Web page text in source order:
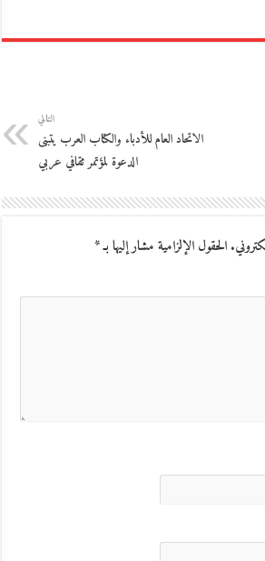
التالي
الاتحاد العام للأدباء والكتاب العرب يتبنى
الدعوة لمؤتمر ثقافي عربي
الحقول الإلزامية مشار إليها بـ*